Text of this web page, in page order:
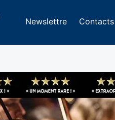
Newslettre Contacts